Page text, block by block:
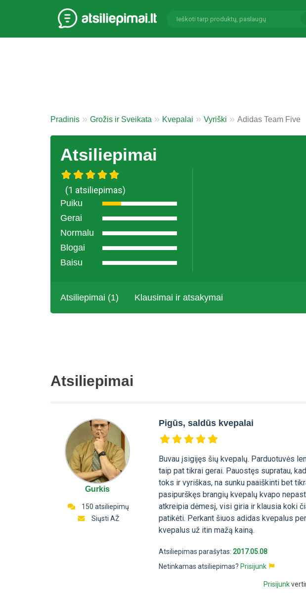
Pradinis Grožis ir Sveikata Kvepalai Vyriški Adidas Team Five
Atsiliepimai
(1 atsiliepimas)
Puiku
Gerai
Normalu
Blogai
Baisu
Atsiliepimai (1) Klausimai ir atsakymai
Atsiliepimai
Gurkis
150 atsiliepimų
Siųsti AŽ
Pigūs, saldūs kvepalai
Buvau įsigijęs šių kvepalų. Parduotuvės
taip pat tikrai gerai. Pauostęs supratau,
toks ir vyriškas, na sunku paaiškinti bet
pasipurškęs brangių kvepalų kvapo
atkreipia dėmesį, visi giria ir klausia koki
patikėti. Perkant šiuos adidas kvepalus
kvepalus už itin mažą kainą.
Atsiliepimas parašytas:2017.05.08
Netinkamas atsiliepimas? Prisijunk
Prisijunk